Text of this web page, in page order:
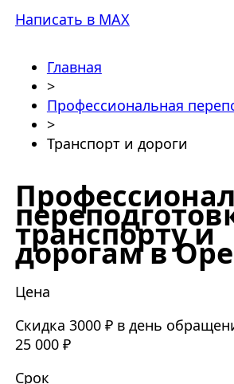
Написать в MAX
Главная
>
Профессиональная
>
Транспорт и дороги
транспорту и
дорогам в
Цена
Скидка 3000 ₽ в день
25 000 ₽
Срок